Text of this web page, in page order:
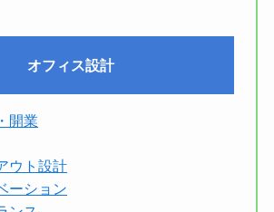
オフィス設計
開業
ウト設計
ーション